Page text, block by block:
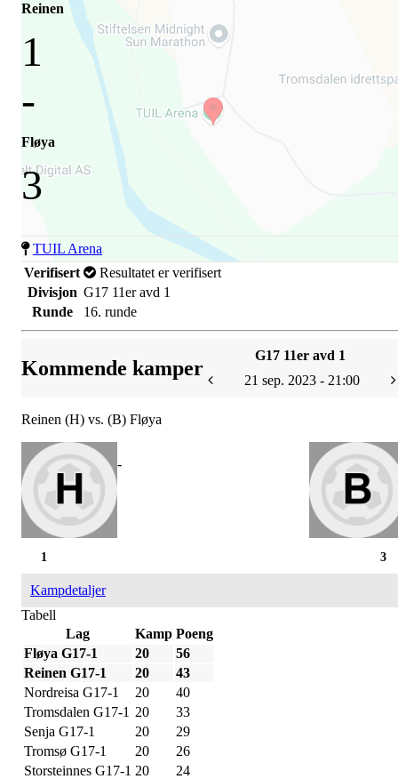
Reinen
1
-
Fløya
3
TUIL Arena
Verifisert
Resultatet er verifisert
Divisjon G17 11er avd 1
Runde
16. runde
Kommende kamper
G17 11er avd 1
21 sep. 2023 - 21:00
Reinen (H) vs. (B) Fløya
-
3
1
Kampdetaljer
Tabell
Lag
Kamp Poeng
Fløya G17-1
20
56
Reinen G17-1
20
43
Nordreisa G17-1
20
40
Tromsdalen G17-1 20
33
Senja G17-1
20
29
Tromsø G17-1
20
26
Storsteinnes G17-1 20
24